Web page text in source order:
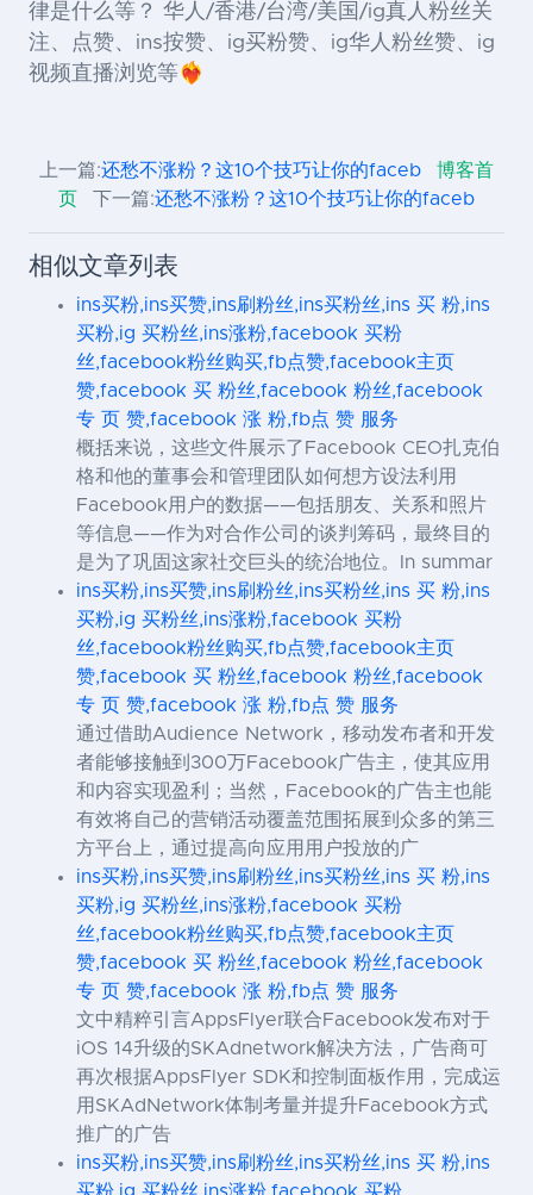
律是什么等？ 华人/香港/台湾/美国/ig真人粉丝关
注、点赞、ins按赞、ig买粉赞、ig华人粉丝赞、ig
视频直播浏览等❤️‍🔥
上一篇:还愁不涨粉？这10个技巧让你的faceb
博客首
页
下一篇:还愁不涨粉？这10个技巧让你的faceb
相似文章列表
ins买粉,ins买赞,ins刷粉丝,ins买粉丝,ins 买 粉,ins
买粉,ig 买粉丝,ins涨粉,facebook 买粉
丝,facebook粉丝购买,fb点赞,facebook主页
赞,facebook 买 粉丝,facebook 粉丝,facebook
专 页 赞,facebook 涨 粉,fb点 赞 服务
概括来说，这些文件展示了Facebook CEO扎克伯
格和他的董事会和管理团队如何想方设法利用
Facebook用户的数据——包括朋友、关系和照片
等信息——作为对合作公司的谈判筹码，最终目的
是为了巩固这家社交巨头的统治地位。In summar
ins买粉,ins买赞,ins刷粉丝,ins买粉丝,ins 买 粉,ins
买粉,ig 买粉丝,ins涨粉,facebook 买粉
丝,facebook粉丝购买,fb点赞,facebook主页
赞,facebook 买 粉丝,facebook 粉丝,facebook
专 页 赞,facebook 涨 粉,fb点 赞 服务
通过借助Audience Network，移动发布者和开发
者能够接触到300万Facebook广告主，使其应用
和内容实现盈利；当然，Facebook的广告主也能
有效将自己的营销活动覆盖范围拓展到众多的第三
方平台上，通过提高向应用用户投放的广
ins买粉,ins买赞,ins刷粉丝,ins买粉丝,ins 买 粉,ins
买粉,ig 买粉丝,ins涨粉,facebook 买粉
丝,facebook粉丝购买,fb点赞,facebook主页
赞,facebook 买 粉丝,facebook 粉丝,facebook
专 页 赞,facebook 涨 粉,fb点 赞 服务
文中精粹引言AppsFlyer联合Facebook发布对于
iOS 14升级的SKAdnetwork解决方法，广告商可
再次根据AppsFlyer SDK和控制面板作用，完成运
用SKAdNetwork体制考量并提升Facebook方式
推广的广告
ins买粉,ins买赞,ins刷粉丝,ins买粉丝,ins 买 粉,ins